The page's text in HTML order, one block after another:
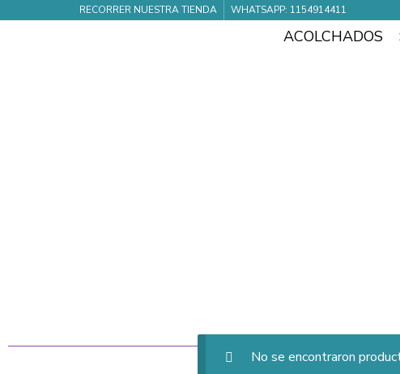
RECORRER NUESTRA TIENDA WHATSAPP: 1154914411
ACOLCHADOS
No se encontraron